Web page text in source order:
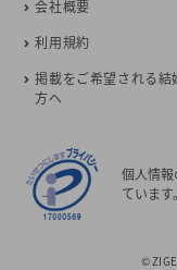
会社概要
利用規約
掲載をご希望される結
方へ
個人情
ています。
©